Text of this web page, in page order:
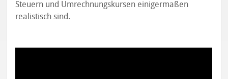
Steuern und Umrechnungskursen einigermaßen
realistisch sind.